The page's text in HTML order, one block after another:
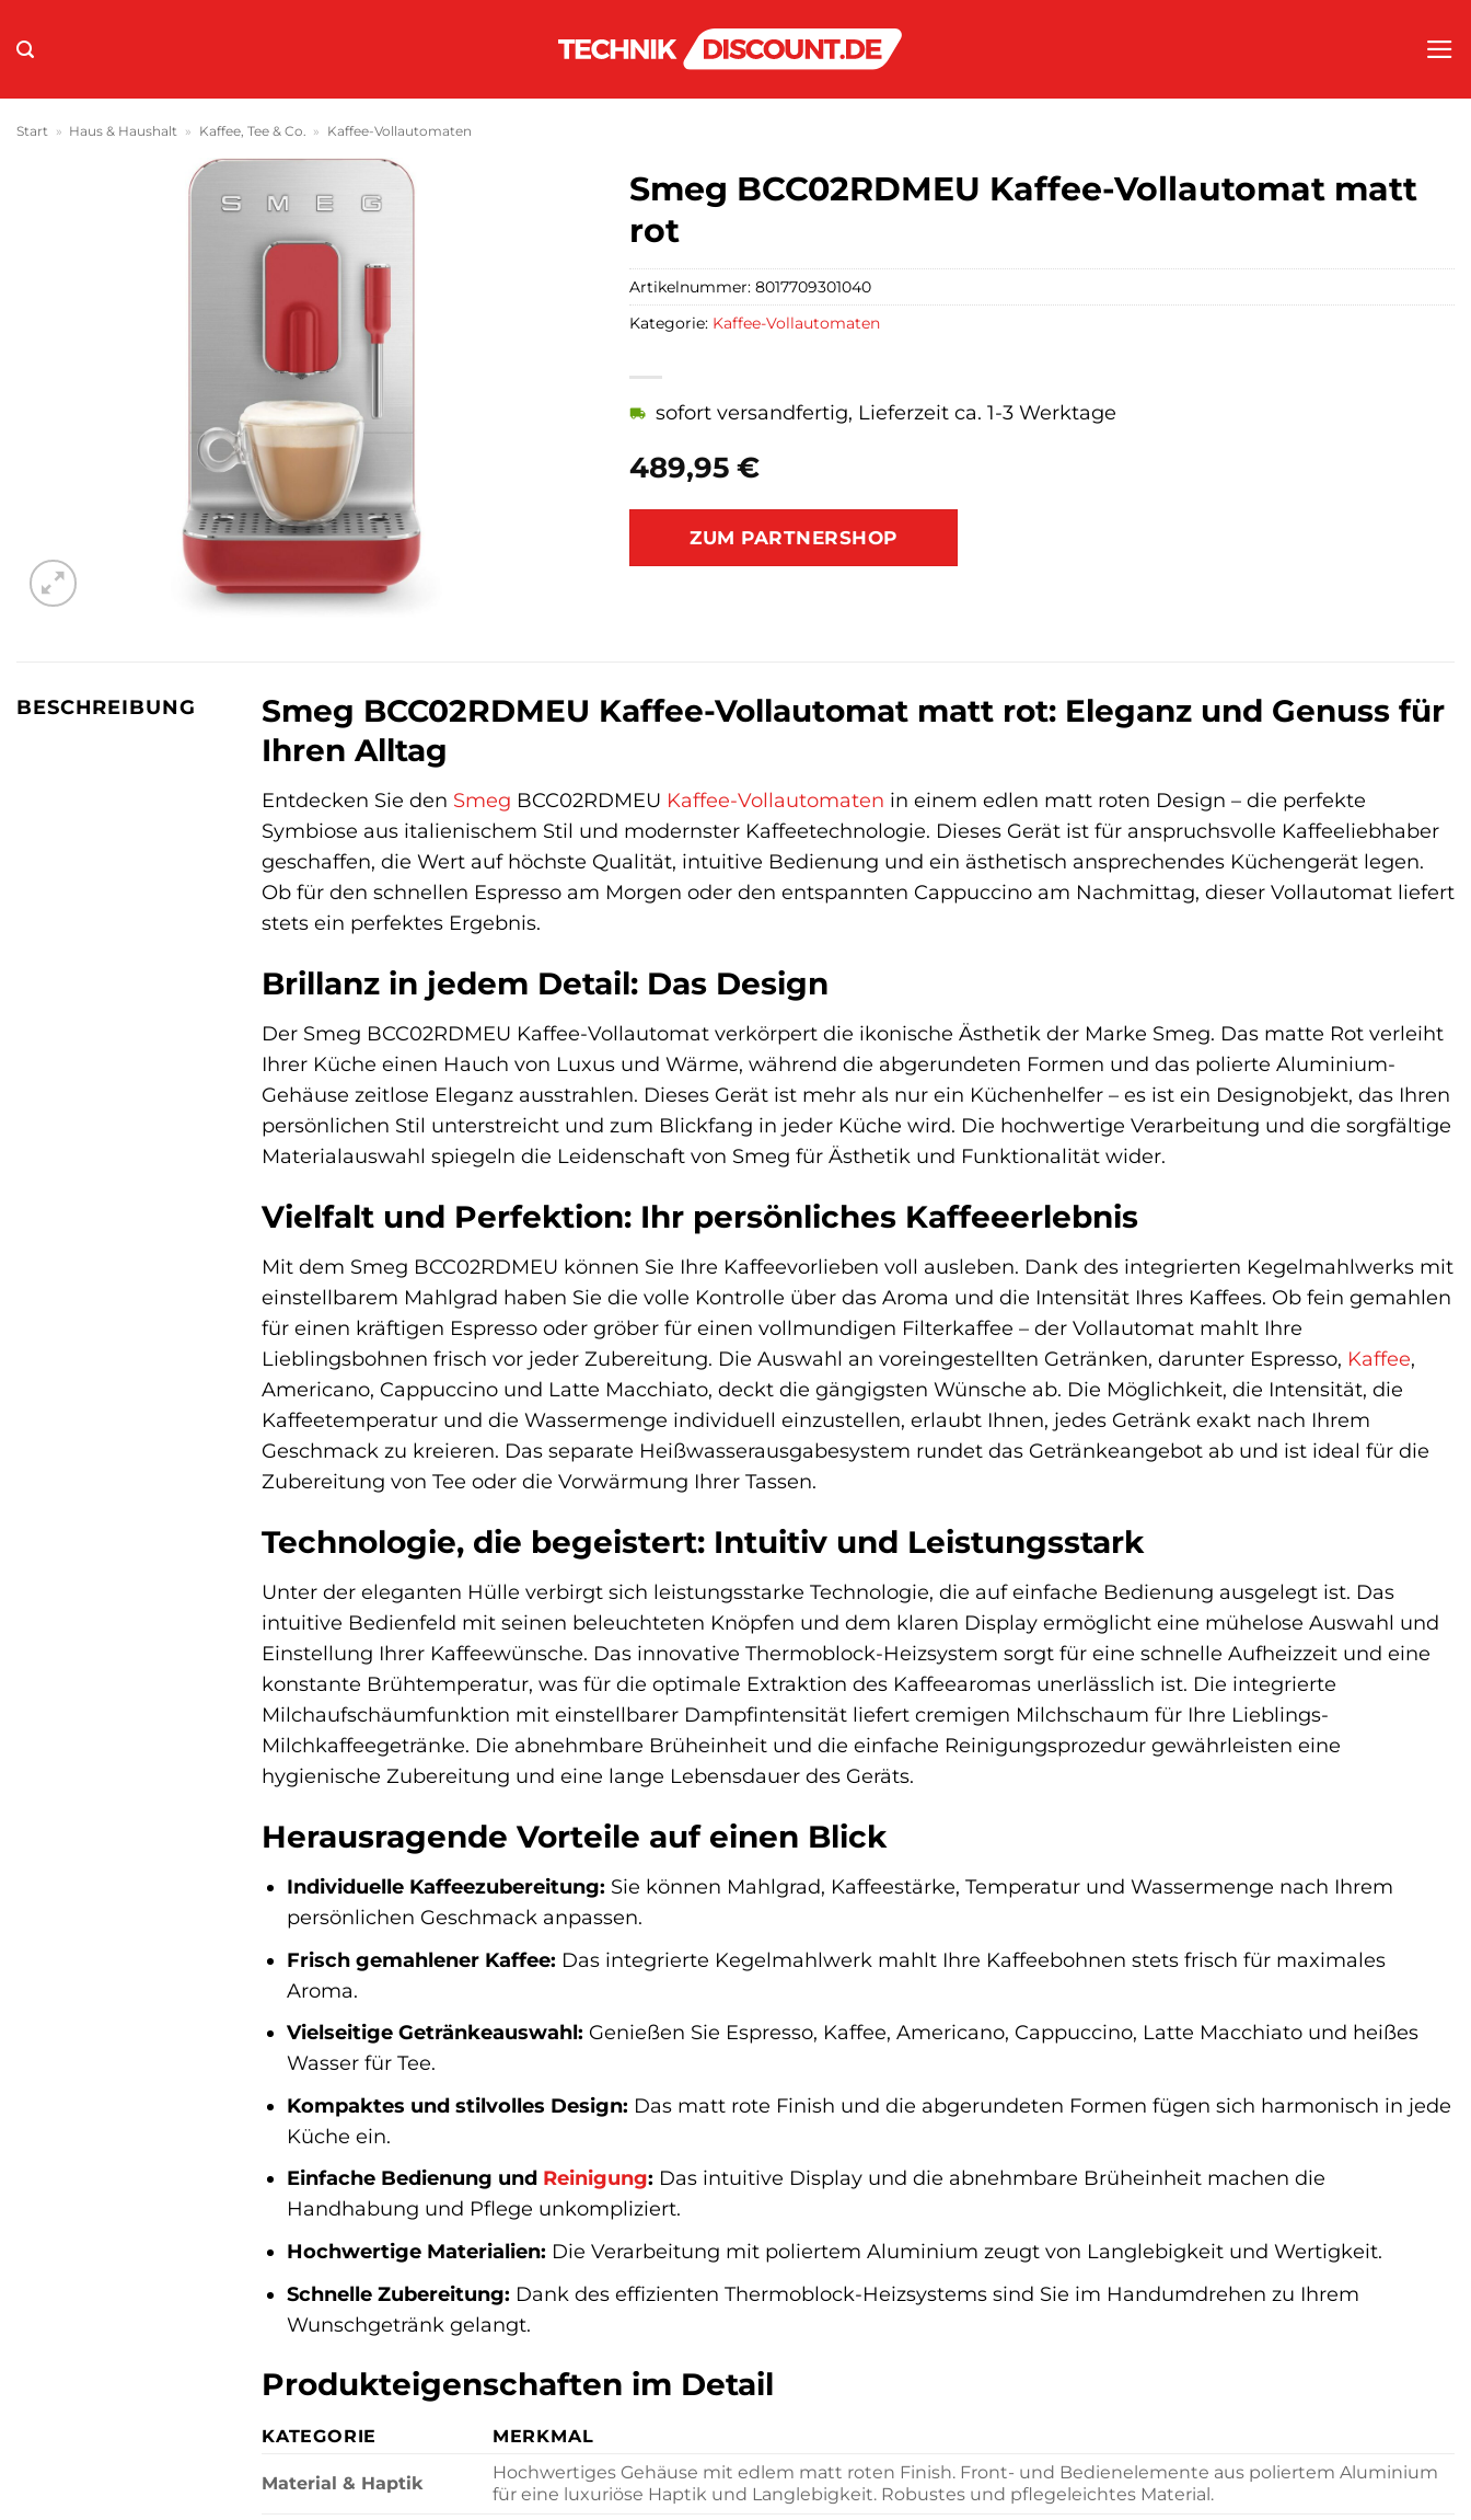
Inhalt
Start » Haus & Haushalt » Kaffee, Tee & Co. » Kaffee-Vollautomaten
Smeg BCC02RDMEU Kaffee-Vollautomat matt
rot
489,95 €
sofort versandfertig, Lieferzeit ca. 1-3 Werktage
ZUM PARTNERSHOP
Artikelnummer: 8017709301040
Kategorie: Kaffee-Vollautomaten
BESCHREIBUNG
Smeg BCC02RDMEU Kaffee-Vollautomat matt rot: Eleganz und Genuss für
Ihren Alltag
Entdecken Sie den Smeg BCC02RDMEU Kaffee-Vollautomaten in einem edlen matt roten Design – die perfekte
Symbiose aus italienischem Stil und modernster Kaffeetechnologie. Dieses Gerät ist für anspruchsvolle Kaffeeliebhaber
geschaffen, die Wert auf höchste Qualität, intuitive Bedienung und ein ästhetisch ansprechendes Küchengerät legen.
Ob für den schnellen Espresso am Morgen oder den entspannten Cappuccino am Nachmittag, dieser Vollautomat liefert
stets ein perfektes Ergebnis.
Brillanz in jedem Detail: Das Design
Der Smeg BCC02RDMEU Kaffee-Vollautomat verkörpert die ikonische Ästhetik der Marke Smeg. Das matte Rot verleiht
Ihrer Küche einen Hauch von Luxus und Wärme, während die abgerundeten Formen und das polierte Aluminium-
Gehäuse zeitlose Eleganz ausstrahlen. Dieses Gerät ist mehr als nur ein Küchenhelfer – es ist ein Designobjekt, das Ihren
persönlichen Stil unterstreicht und zum Blickfang in jeder Küche wird. Die hochwertige Verarbeitung und die sorgfältige
Materialauswahl spiegeln die Leidenschaft von Smeg für Ästhetik und Funktionalität wider.
Vielfalt und Perfektion: Ihr persönliches Kaffeeerlebnis
Mit dem Smeg BCC02RDMEU können Sie Ihre Kaffeevorlieben voll ausleben. Dank des integrierten Kegelmahlwerks mit
einstellbarem Mahlgrad haben Sie die volle Kontrolle über das Aroma und die Intensität Ihres Kaffees. Ob fein gemahlen
für einen kräftigen Espresso oder gröber für einen vollmundigen Filterkaffee – der Vollautomat mahlt Ihre
Lieblingsbohnen frisch vor jeder Zubereitung. Die Auswahl an voreingestellten Getränken, darunter Espresso, Kaffee,
Americano, Cappuccino und Latte Macchiato, deckt die gängigsten Wünsche ab. Die Möglichkeit, die Intensität, die
Kaffeetemperatur und die Wassermenge individuell einzustellen, erlaubt Ihnen, jedes Getränk exakt nach Ihrem
Geschmack zu kreieren. Das separate Heißwasserausgabesystem rundet das Getränkeangebot ab und ist ideal für die
Zubereitung von Tee oder die Vorwärmung Ihrer Tassen.
Technologie, die begeistert: Intuitiv und Leistungsstark
Unter der eleganten Hülle verbirgt sich leistungsstarke Technologie, die auf einfache Bedienung ausgelegt ist. Das
intuitive Bedienfeld mit seinen beleuchteten Knöpfen und dem klaren Display ermöglicht eine mühelose Auswahl und
Einstellung Ihrer Kaffeewünsche. Das innovative Thermoblock-Heizsystem sorgt für eine schnelle Aufheizzeit und eine
konstante Brühtemperatur, was für die optimale Extraktion des Kaffeearomas unerlässlich ist. Die integrierte
Milchaufschäumfunktion mit einstellbarer Dampfintensität liefert cremigen Milchschaum für Ihre Lieblings-
Milchkaffeegetränke. Die abnehmbare Brüheinheit und die einfache Reinigungsprozedur gewährleisten eine
hygienische Zubereitung und eine lange Lebensdauer des Geräts.
Herausragende Vorteile auf einen Blick
Individuelle Kaffeezubereitung: Sie können Mahlgrad, Kaffeestärke, Temperatur und Wassermenge nach Ihrem
persönlichen Geschmack anpassen.
Frisch gemahlener Kaffee: Das integrierte Kegelmahlwerk mahlt Ihre Kaffeebohnen stets frisch für maximales
Aroma.
Vielseitige Getränkeauswahl: Genießen Sie Espresso, Kaffee, Americano, Cappuccino, Latte Macchiato und heißes
Wasser für Tee.
Kompaktes und stilvolles Design: Das matt rote Finish und die abgerundeten Formen fügen sich harmonisch in jede
Küche ein.
Einfache Bedienung und Reinigung: Das intuitive Display und die abnehmbare Brüheinheit machen die
Handhabung und Pflege unkompliziert.
Hochwertige Materialien: Die Verarbeitung mit poliertem Aluminium zeugt von Langlebigkeit und Wertigkeit.
Schnelle Zubereitung: Dank des effizienten Thermoblock-Heizsystems sind Sie im Handumdrehen zu Ihrem
Wunschgetränk gelangt.
Produkteigenschaften im Detail
KATEGORIE MERKMAL
Material & Haptik
Hochwertiges Gehäuse mit edlem matt roten Finish. Front- und Bedienelemente aus poliertem Aluminium
für eine luxuriöse Haptik und Langlebigkeit. Robustes und pflegeleichtes Material.